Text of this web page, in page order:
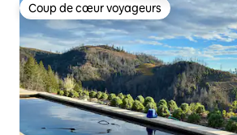
Coup de cœur voyageurs
Coup de cœur voyageurs